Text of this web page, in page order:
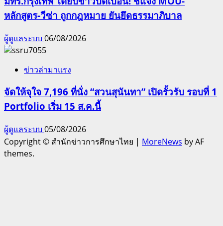
หลักสูตร-วีซ่า ถูกกฎหมาย ยันยึดธรรมาภิบาล
ผู้ดูแลระบบ 06/08/2026
ข่าวล่ามาแรง
จัดให้จุใจ 7,196 ที่นั่ง “สวนสุนันทา” เปิดรั้วรับ รอบที่ 1
Portfolio เริ่ม 15 ส.ค.นี้
ผู้ดูแลระบบ 05/08/2026
Copyright © สำนักข่าวการศึกษาไทย | MoreNews by AF
themes.